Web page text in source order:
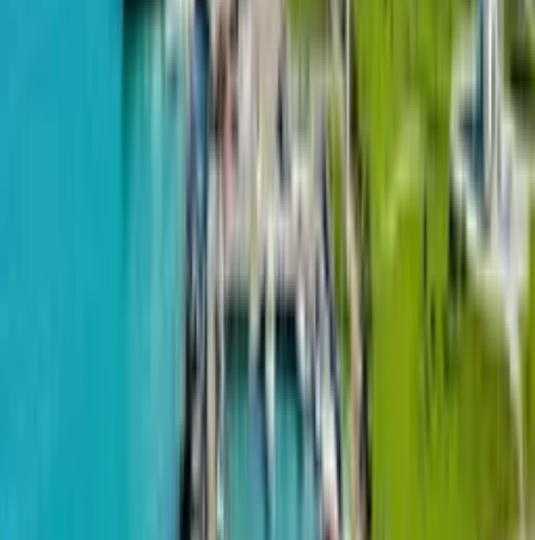
купить однокомнатную, двухкомнатную или
трехкомнатную квартиру в зависимости от ваших нужд.
В Batumi Pearl есть разные варианты квартир, начиная от
недорогих до более дорогих. При этом особое внимание
уделяется качеству строительства и отделке помещений.
Компания Batumi Pearl старается сделать процесс
покупки как можно проще. Вы можете купить квартиру
напрямую у них без посредников, что сэкономит время
и деньги. А если у вас есть вопросы, опытные
консультанты помогут вам превратить покупку в
приятный процесс. Квартиры в Batumi Pearl
расположены недалеко от популярных
достопримечательностей и мест отдыха. Кроме того,
жильцы с легкостью могут добраться до центра Батуми
местом для проживания. Batumi Pearl - отличный выбор
для покупки недвижимости в Батуми. Изысканный
дизайн, разнообразие планировок, удобства и
престижное местоположение - все это делает Batumi
Pearl привлекательным местом для приобретения
квартиры. Чтобы обратиться за дополнительной
информацией, можно связаться с консультантами Batumi
Pearl через интернет-сайт компании. Они помогут вам
выбрать и купить желаемое жилье в лучшем месте